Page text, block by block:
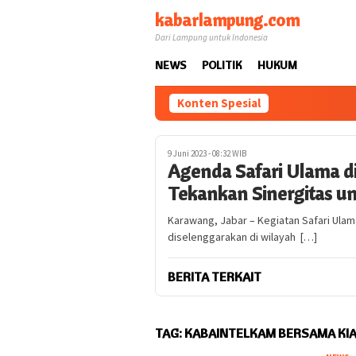
kabarlampung.com
Dari Lampung untuk Indonesia
NEWS POLITIK HUKUM
Konten Spesial
9 Juni 2023 - 08:32 WIB
Agenda Safari Ulama
Tekankan Sinergitas
Karawang, Jabar – Kegiatan Safari
diselenggarakan di wilayah […]
BERITA TERKAIT
TAG: KABAINTELKAM BERSAMA